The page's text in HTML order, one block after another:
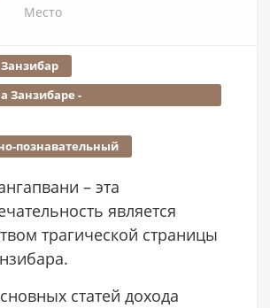
Место
Занзибар
Занзибаре -
познавательный
– эта
является
трагической страницы
статей дохода